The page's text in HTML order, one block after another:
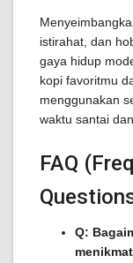
istirahat, dan
gaya hidup
kopi favoritmu
menggunakan
waktu santai
FAQ
Q: